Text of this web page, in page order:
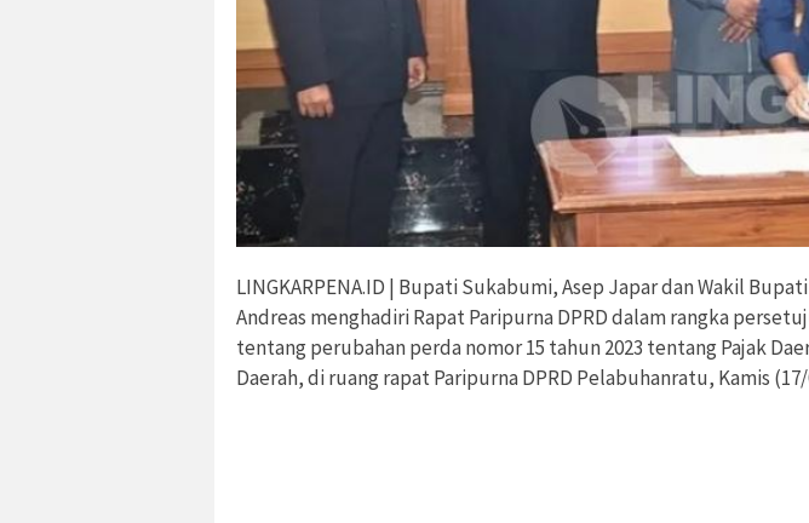
LINGKARPENA.ID | Bupati Sukabumi, Asep Japar dan Wakil
Andreas menghadiri Rapat Paripurna DPRD dalam rangka
tentang perubahan perda nomor 15 tahun 2023 tentang Pajak
Daerah, di ruang rapat Paripurna DPRD Pelabuhanratu, Kamis (17/